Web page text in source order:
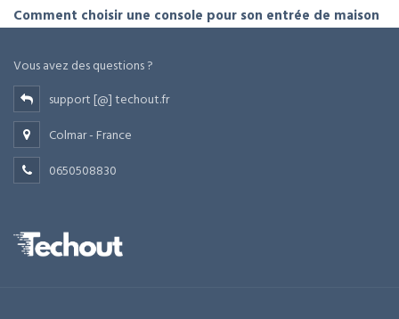
Comment choisir une console pour son entrée de maison
Vous avez des questions ?
support [@] techout.fr
Colmar - France
0650508830